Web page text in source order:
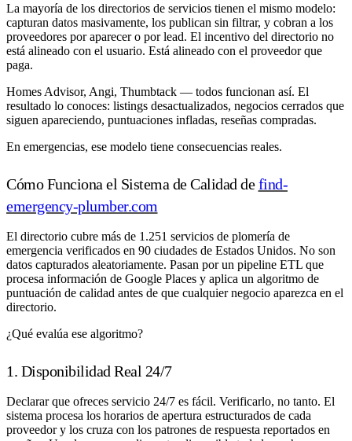
La mayoría de los directorios de servicios tienen el mismo modelo:
capturan datos masivamente, los publican sin filtrar, y cobran a los
proveedores por aparecer o por lead. El incentivo del directorio no
está alineado con el usuario. Está alineado con el proveedor que
paga.
Homes Advisor, Angi, Thumbtack — todos funcionan así. El
resultado lo conoces: listings desactualizados, negocios cerrados que
siguen apareciendo, puntuaciones infladas, reseñas compradas.
En emergencias, ese modelo tiene consecuencias reales.
Cómo Funciona el Sistema de Calidad defind-
emergency-plumber.com
El directorio cubre más de 1.251 servicios de plomería de
emergencia verificados en 90 ciudades de Estados Unidos. No son
datos capturados aleatoriamente. Pasan por un pipeline ETL que
procesa información de Google Places y aplica un algoritmo de
puntuación de calidad antes de que cualquier negocio aparezca en el
directorio.
¿Qué evalúa ese algoritmo?
1. Disponibilidad Real 24/7
Declarar que ofreces servicio 24/7 es fácil. Verificarlo, no tanto. El
sistema procesa los horarios de apertura estructurados de cada
proveedor y los cruza con los patrones de respuesta reportados en